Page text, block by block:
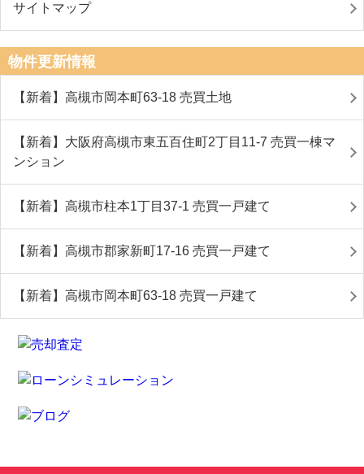
サイトマップ
物件更新情報
【新着】高槻市岡本町63-18 売買土地
【新着】大阪府高槻市東五百住町2丁目11-7 売買一棟マ
ンション
【新着】高槻市柱本1丁目37-1 売買一戸建て
【新着】高槻市郡家新町17-16 売買一戸建て
【新着】高槻市岡本町63-18 売買一戸建て